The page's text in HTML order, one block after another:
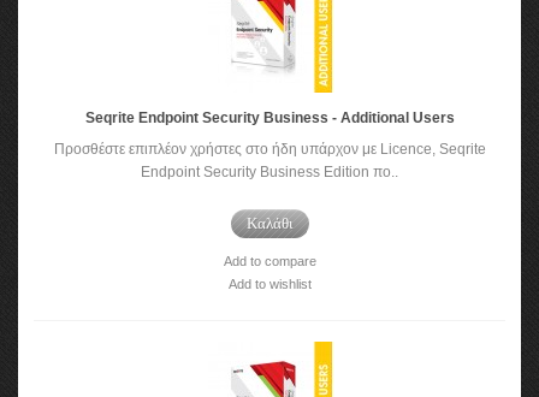
Seqrite Endpoint Security Business - Additional Users
Προσθέστε επιπλέον χρήστες στο ήδη υπάρχον με Licence, Seqrite
Endpoint Security Business Edition πο..
Καλάθι
Add to compare
Add to wishlist